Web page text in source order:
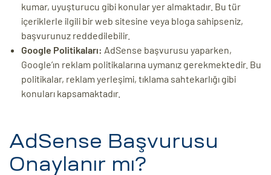
kumar, uyuşturucu gibi konular yer almaktadır. Bu tür
içeriklerle ilgili bir web sitesine veya bloga sahipseniz,
başvurunuz reddedilebilir.
Google Politikaları: AdSense başvurusu yaparken,
Google’ın reklam politikalarına uymanız gerekmektedir. Bu
politikalar, reklam yerleşimi, tıklama sahtekarlığı gibi
konuları kapsamaktadır.
AdSense Başvurusu
Onaylanır mı?